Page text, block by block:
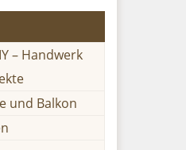
– Handwerk
und Balkon